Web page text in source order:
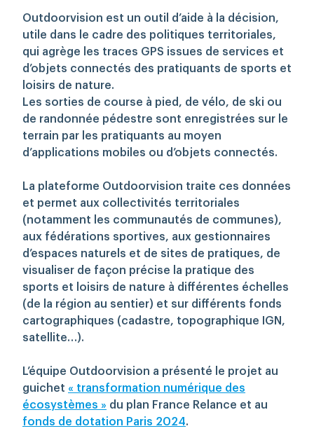
Outdoorvision est un outil d’aide à la décision,
utile dans le cadre des politiques territoriales,
qui agrège les traces GPS issues de services et
d’objets connectés des pratiquants de sports et
loisirs de nature.
Les sorties de course à pied, de vélo, de ski ou
de randonnée pédestre sont enregistrées sur le
terrain par les pratiquants au moyen
d’applications mobiles ou d’objets connectés.
La plateforme Outdoorvision traite ces données
et permet aux collectivités territoriales
(notamment les communautés de communes),
aux fédérations sportives, aux gestionnaires
d’espaces naturels et de sites de pratiques, de
visualiser de façon précise la pratique des
sports et loisirs de nature à différentes échelles
(de la région au sentier) et sur différents fonds
cartographiques (cadastre, topographique IGN,
satellite…).
L’équipe Outdoorvision a présenté le projet au
guichet « transformation numérique des
écosystèmes » du plan France Relance et au
fonds de dotation Paris 2024.